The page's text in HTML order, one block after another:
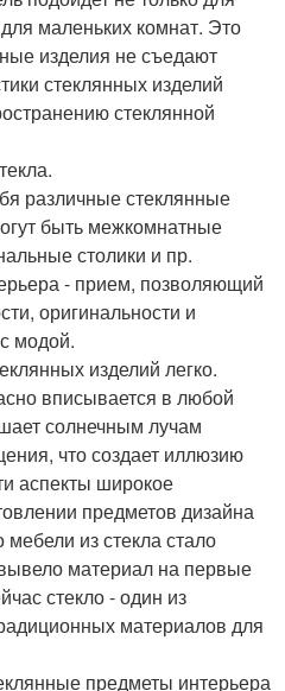
маленьких комнат. Это
изделия не съедают
стеклянных изделий
стеклянной
различные стеклянные
быть межкомнатные
столики и пр.
- прием, позволяющий
оригинальности и
модой.
изделий легко.
вписывается в любой
солнечным лучам
что создает иллюзию
аспекты широкое
предметов дизайна
из стекла стало
материал на первые
стекло - один из
материалов для
предметы интерьера